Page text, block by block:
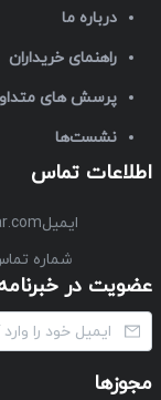
درباره ما
راهنمای خریداران
پرسش های
نشست‌ها
اطلاعات تماس
ایمیل
شماره
عضویت در
مجوزها